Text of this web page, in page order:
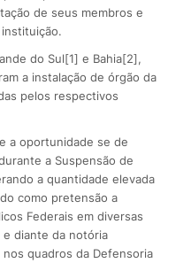
de seus membros e
do Sul[1] e Bahia[2],
a instalação de órgão da
pelos respectivos
a oportunidade se de
a Suspensão de
a quantidade elevada
como pretensão a
Federais em diversas
diante da notória
quadros da Defensoria